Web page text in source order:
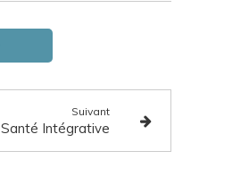
Suivant
Santé Intégrative